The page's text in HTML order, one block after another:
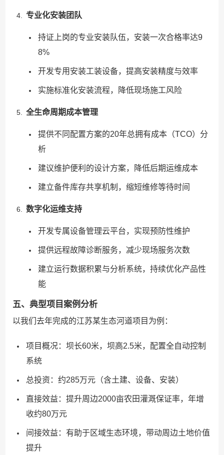
专业化安装团队
持证上岗的专业安装队伍，安装一次合格率达9
8%
开发专用安装工装设备，提高安装精度与效率
实施标准化安装流程，降低现场施工风险
全生命周期成本管理
提供不同配置方案的20年总拥有成本（TCO）分
析
建议维护便利的设计方案，降低后期运维成本
建立备件库存共享机制，缩短维修等待时间
数字化运维支持
开发专属设备管理云平台，实现预防性维护
提供远程故障诊断服务，减少现场服务次数
建立运行数据积累与分析系统，持续优化产品性
能
五、典型项目案例分析
以我们去年完成的江苏某生态河道项目为例：
项目概况：坝长60米，坝高2.5米，配置全自动控制
系统
总投资：约285万元（含土建、设备、安装）
直接效益：提升周边2000亩农田灌溉保证率，年增
收约80万元
间接效益：有助于区域生态环境，带动周边土地价值
提升